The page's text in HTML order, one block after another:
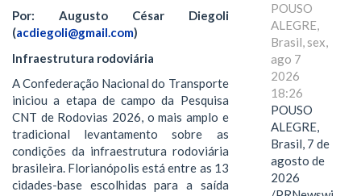
Por: Augusto César Diegoli
(acdiegoli@gmail.com)
Infraestrutura rodoviária
A Confederação Nacional do Transporte
iniciou a etapa de campo da Pesquisa
CNT de Rodovias 2026, o mais amplo e
tradicional levantamento sobre as
condições da infraestrutura rodoviária
brasileira. Florianópolis está entre as 13
cidades-base escolhidas para a saída
POUSO
ALEGRE,
Brasil, sex,
ago 7
2026
18:26
POUSO
ALEGRE,
Brasil, 7 de
agosto de
2026